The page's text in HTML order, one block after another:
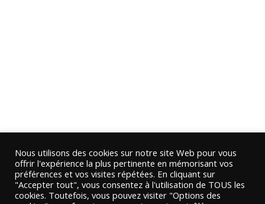
Nous utilisons des cookies sur notre site Web pour vous
offrir l'expérience la plus pertinente en mémorisant vos
préférences et vos visites répétées. En cliquant sur
"Accepter tout", vous consentez à l'utilisation de TOUS les
cookies. Toutefois, vous pouvez visiter "Options des